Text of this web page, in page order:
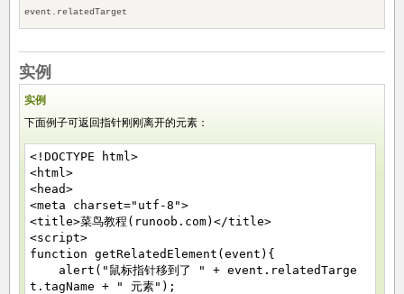
event.relatedTarget
实例
实例
下面例子可返回指针刚刚离开的元素：
<!DOCTYPE html>
<html>
<head>
<meta charset="utf-8">
<title>菜鸟教程(runoob.com)</title>
<script>
function getRelatedElement(event){
alert("鼠标指针移到了 " + event.relatedTarge
t.tagName + " 元素");